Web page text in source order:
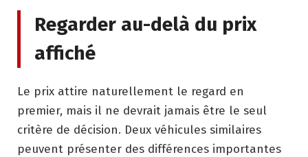
Regarder au-delà du prix
affiché
Le prix attire naturellement le regard en
premier, mais il ne devrait jamais être le seul
critère de décision. Deux véhicules similaires
peuvent présenter des différences importantes